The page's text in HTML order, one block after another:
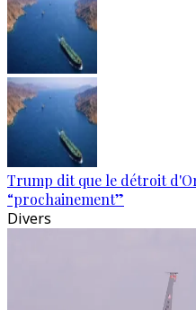
Trump dit que le détroit
“prochainement”
Divers